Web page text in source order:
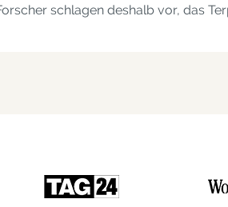
schlagen deshalb vor, das